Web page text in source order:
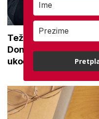
Teže se krećete zbog
Donosimo savjete
ukočenosti